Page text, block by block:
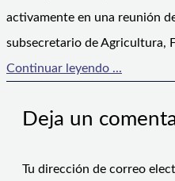
activamente en una reunión
subsecretario de Agricultura,
Continuar leyendo ...
Deja un
Tu dirección de correo